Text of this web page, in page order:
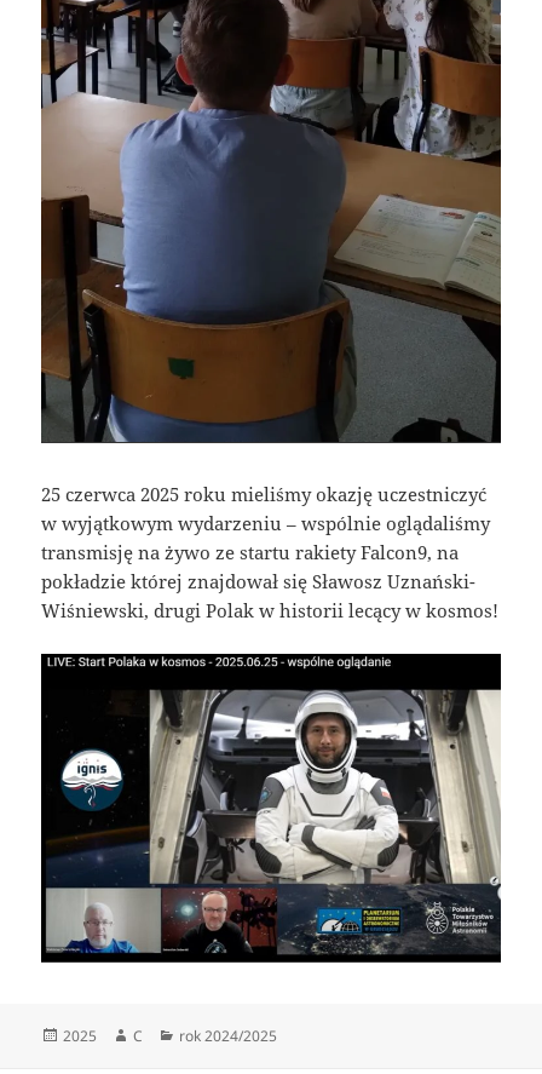
25 czerwca 2025 roku mieliśmy okazję uczestniczyć
w wyjątkowym wydarzeniu – wspólnie oglądaliśmy
transmisję na żywo ze startu rakiety Falcon9, na
pokładzie której znajdował się Sławosz Uznański-
Wiśniewski, drugi Polak w historii lecący w kosmos!
Data
2025 Autor
C Kategorie
rok 2024/2025